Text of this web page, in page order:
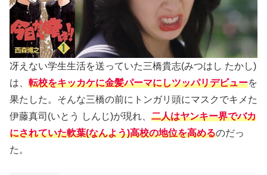
冴えない学生生活を送っていた三橋貴志(みつはし たかし)
は、 転校をキッカケに金髪パーマにしツッパリデビューを
果たした。そんな三橋の前にトンガリ頭にマスクでキメた
伊藤真司(いとう しんじ)が現れ、 二人はヤンキー界でバカ
にされていた軟葉(なんよう)高校の地位を高めるのだっ
た。